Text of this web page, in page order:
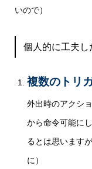
いので）
個人的に工夫し
複数のトリ
外出時のアクシ
から命令可能に
るとは思います
に）